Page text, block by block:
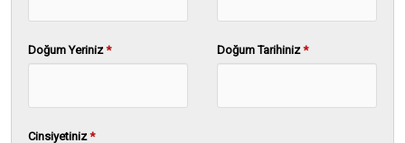
Doğum Yeriniz* Doğum Tarihiniz*
Cinsiyetiniz*